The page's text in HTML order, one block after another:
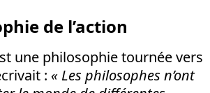
de l’action
une philosophie tournée vers
: « Les philosophes n’ont